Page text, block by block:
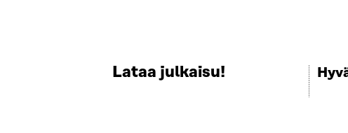
Lataa julkaisu!